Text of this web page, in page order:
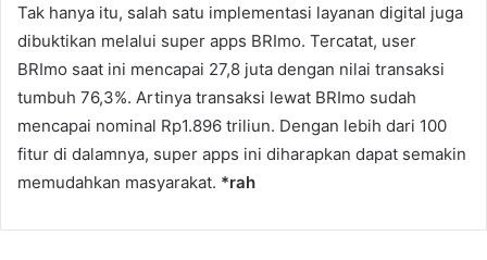
Tak hanya itu, salah satu implementasi layanan digital juga
dibuktikan melalui super apps BRImo. Tercatat, user
BRImo saat ini mencapai 27,8 juta dengan nilai transaksi
tumbuh 76,3%. Artinya transaksi lewat BRImo sudah
mencapai nominal Rp1.896 triliun. Dengan lebih dari 100
fitur di dalamnya, super apps ini diharapkan dapat semakin
memudahkan masyarakat. *rah